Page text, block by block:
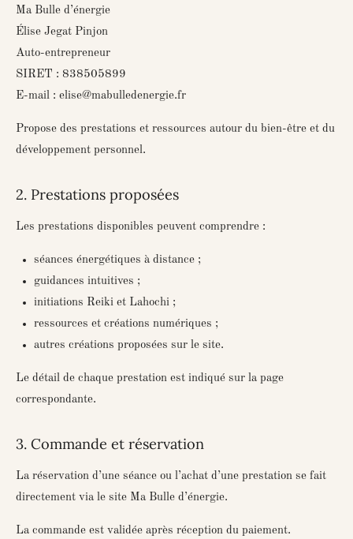
Ma Bulle d’énergie
Élise Jegat Pinjon
Auto-entrepreneur
SIRET : 838505899
E-mail : elise@mabulledenergie.fr
Propose des prestations et ressources autour du bien-être et du
développement personnel.
2. Prestations proposées
Les prestations disponibles peuvent comprendre :
séances énergétiques à distance ;
guidances intuitives ;
initiations Reiki et Lahochi ;
ressources et créations numériques ;
autres créations proposées sur le site.
Le détail de chaque prestation est indiqué sur la page
correspondante.
3. Commande et réservation
La réservation d’une séance ou l’achat d’une prestation se fait
directement via le site Ma Bulle d’énergie.
La commande est validée après réception du paiement.